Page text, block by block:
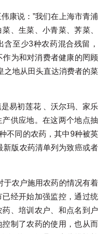
康说：”我们在上海市青浦
、生菜、小青菜、荠菜、
至少3种农药混合残留，
为和对消费者健康的罔顾
之地从田头直达消费者的菜
易初莲花 、沃尔玛、家乐
供应地。在这两个地点抽
不同的农药，其中9种被英
新版农药清单列为致癌或者
于农户施用农药的情况有着
经开始加强监控，通过统
、培训农户、和点名到户
制了农药的使用，也从而